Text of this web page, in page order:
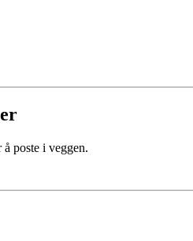
poste i veggen.